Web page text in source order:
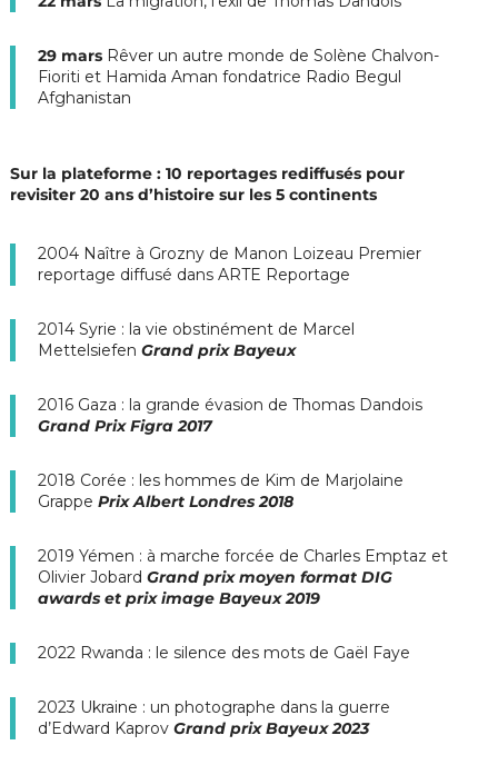
29 marsRêver un autre monde de Solène Chalvon-
Fioriti et Hamida Aman fondatrice Radio Begul
Afghanistan
Sur la plateforme : 10 reportages rediffusés pour
revisiter 20 ans d’histoire sur les 5 continents
2004 Naître à Grozny de Manon Loizeau Premier
reportage diffusé dans ARTE Reportage
2014 Syrie : la vie obstinément de Marcel
Mettelsiefen Grand prix Bayeux
2016 Gaza : la grande évasion de Thomas Dandois
Grand Prix Figra 2017
2018 Corée : les hommes de Kim de Marjolaine
Grappe Prix Albert Londres 2018
2019 Yémen : à marche forcée de Charles Emptaz et
Olivier Jobard Grand prix moyen format DIG
awards et prix image Bayeux 2019
2022 Rwanda : le silence des mots de Gaël Faye
2023 Ukraine : un photographe dans la guerre
d’Edward Kaprov Grand prix Bayeux 2023